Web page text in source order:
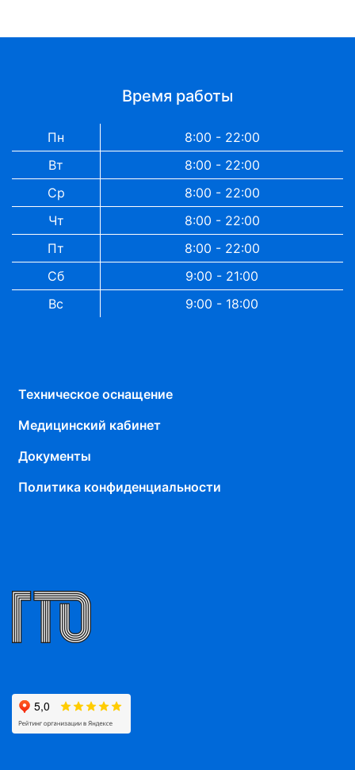
Время работы
Пн
8:00 - 22:00
Вт
8:00 - 22:00
Ср
8:00 - 22:00
Чт
8:00 - 22:00
Пт
8:00 - 22:00
Сб
9:00 - 21:00
Вс
9:00 - 18:00
Техническое оснащение
Медицинский кабинет
Документы
Политика конфиденциальности